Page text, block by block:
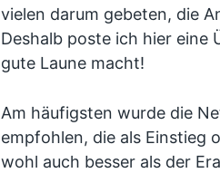
vielen darum gebeten, die
Deshalb poste ich hier eine
gute Laune macht!
Am häufigsten wurde die
empfohlen, die als Einstieg
wohl auch besser als der